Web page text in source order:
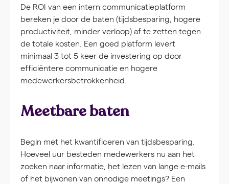
De ROI van een intern communicatieplatform
bereken je door de baten (tijdsbesparing, hogere
productiviteit, minder verloop) af te zetten tegen
de totale kosten. Een goed platform levert
minimaal 3 tot 5 keer de investering op door
efficiëntere communicatie en hogere
medewerkersbetrokkenheid.
Meetbare baten
Begin met het kwantificeren van tijdsbesparing.
Hoeveel uur besteden medewerkers nu aan het
zoeken naar informatie, het lezen van lange e-mails
of het bijwonen van onnodige meetings? Een